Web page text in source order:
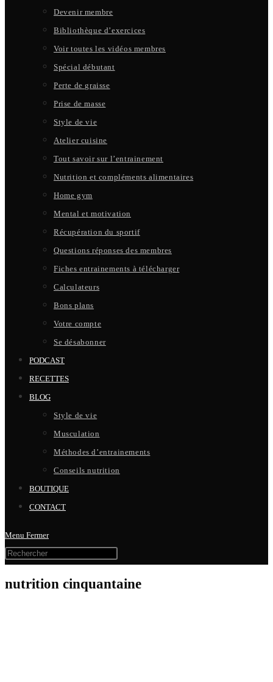
Devenir membre
Bibliothèque d’exercices
Voir toutes les vidéos membres
Spécial débutant
Perte de graisse
Prise de masse
Style de vie
Atelier cuisine
Tout savoir sur l’entrainement
Nutrition et compléments alimentaires
Home gym
Mental et motivation
Récupération du sportif
Questions réponses des membres
Fiches entrainements à télécharger
Calculateurs
Bons plans
Votre compte
Se désabonner
PODCAST
RECETTES
BLOG
Style de vie
Musculation
Méthodes d’entrainements
Conseils nutrition
BOUTIQUE
CONTACT
Menu Fermer
nutrition cinquantaine